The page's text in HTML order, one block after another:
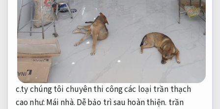
c.ty chúng tôi chuyên thi công các loại trần thạch
cao như: Mái nhà. Dễ bảo trì sau hoàn thiện. trần